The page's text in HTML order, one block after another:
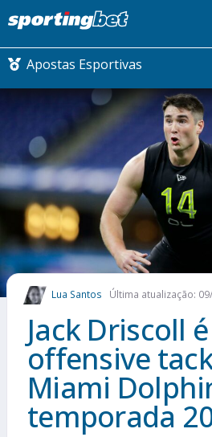
Apostas Esportivas
CONMEBOL
FUTEBOL NACIONAL
FUTEBOL
COMO APOSTAR
MAIS ESPORTES
Lua Santos Última atualização:
Jack Driscoll
offensive
Miami
temporada